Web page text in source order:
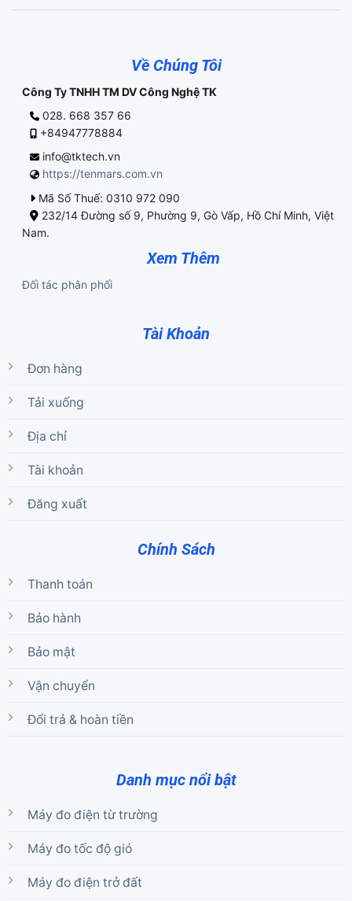
Về Chúng Tôi
Công Ty TNHH TM DV Công Nghệ TK
028. 668 357 66
+84947778884
info@tktech.vn
https://tenmars.com.vn
Mã Số Thuế: 0310 972 090
232/14 Đường số 9, Phường 9, Gò Vấp, Hồ Chí Minh, Việt
Nam.
Xem Thêm
Đối tác phân phối
Tài Khoản
Đơn hàng
Tải xuống
Địa chỉ
Tài khoản
Đăng xuất
Chính Sách
Thanh toán
Bảo hành
Bảo mật
Vận chuyển
Đổi trả & hoàn tiền
Danh mục nổi bật
Máy đo điện từ trường
Máy đo tốc độ gió
Máy đo điện trở đất